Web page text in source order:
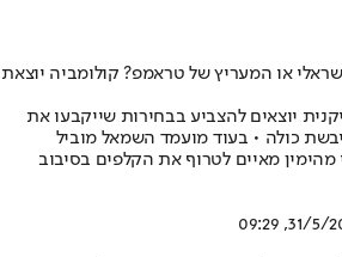
או המעריץ של טראמפ? קולומביה יוצאת
יוצאים להצביע בבחירות שייקבעו את
כולה • בעוד מועמד השמאל מוביל
מהימין מאיים לטרוף את הקלפים בסיבוב
31/5/2026,